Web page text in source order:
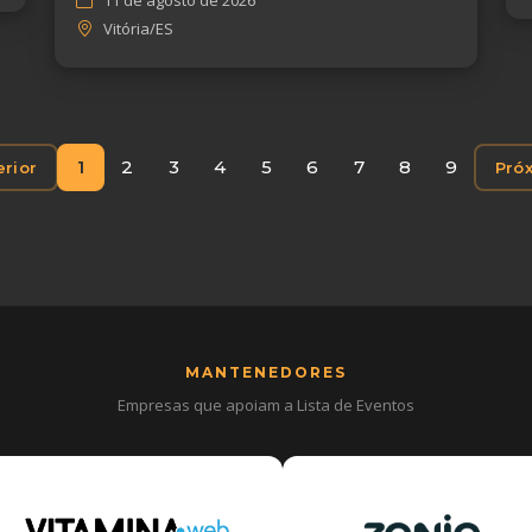
Vitória/ES
1 2 3 4 5 6 7 8 9
MANTENEDORES
Empresas que apoiam a Lista de Eventos